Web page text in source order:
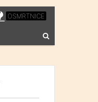
OSMRTNICE
OSMRTNICE